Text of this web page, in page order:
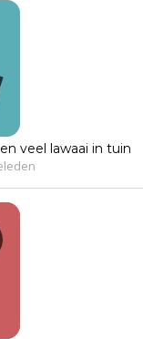
veel lawaai in tuin